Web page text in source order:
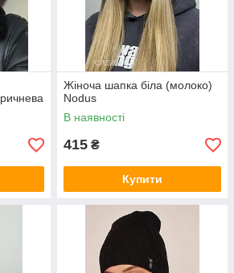
Жіноча шапка біла (молоко)
Nodus
В наявності
415 ₴
Купити